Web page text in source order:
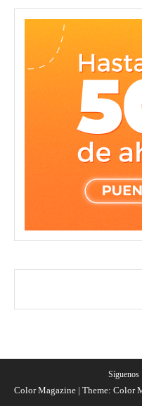
Síguenos
Color Magazine | Theme: Color